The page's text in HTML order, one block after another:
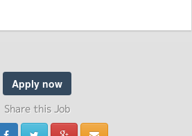
Apply now
Share this Job